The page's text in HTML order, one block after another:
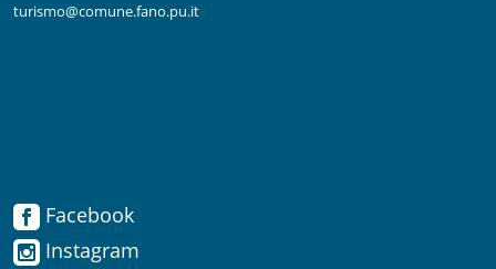
Instagram
turismo@comune.fano.pu.it
Facebook
Instagram